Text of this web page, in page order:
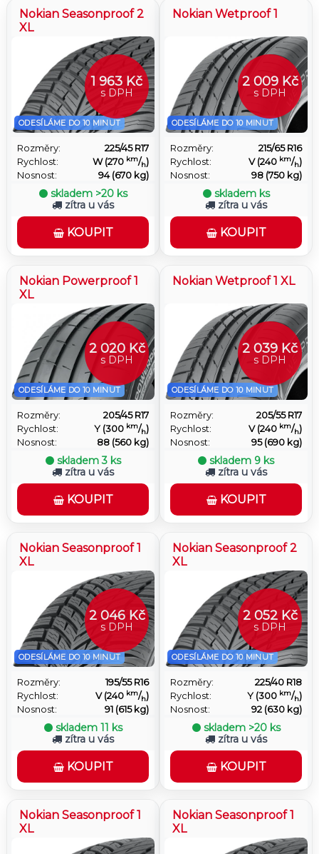
Nokian Seasonproof 2
XL
ODESÍLÁME DO 10 MINUT
1 963 Kč
s DPH
Rozměry:
225/45 R17
Rychlost:
W (270 km/h)
Nosnost:
94 (670 kg)
skladem >20 ks
zítra u vás
KOUPIT
Nokian Wetproof 1
ODESÍLÁME DO 10 MINUT
2 009 Kč
s DPH
Rozměry:
215/65 R16
Rychlost:
V (240 km/h)
Nosnost:
98 (750 kg)
skladem ks
zítra u vás
KOUPIT
Nokian Powerproof 1
XL
ODESÍLÁME DO 10 MINUT
2 020 Kč
s DPH
Rozměry:
205/45 R17
Rychlost:
Y (300 km/h)
Nosnost:
88 (560 kg)
skladem3 ks
zítra u vás
KOUPIT
Nokian Wetproof 1 XL
ODESÍLÁME DO 10 MINUT
2 039 Kč
s DPH
Rozměry:
205/55 R17
Rychlost:
V (240 km/h)
Nosnost:
95 (690 kg)
skladem 9 ks
zítra u vás
KOUPIT
Nokian Seasonproof 1
XL
ODESÍLÁME DO 10 MINUT
2 046 Kč
s DPH
Rozměry:
195/55 R16
Rychlost:
V (240 km/h)
Nosnost:
91 (615 kg)
skladem 11 ks
zítra u vás
KOUPIT
Nokian Seasonproof 2
XL
ODESÍLÁME DO 10 MINUT
2 052 Kč
s DPH
Rozměry:
225/40 R18
Rychlost:
Y (300 km/h)
Nosnost:
92 (630 kg)
skladem >20 ks
zítra u vás
KOUPIT
Nokian Seasonproof 1
XL
Nokian Seasonproof 1
XL